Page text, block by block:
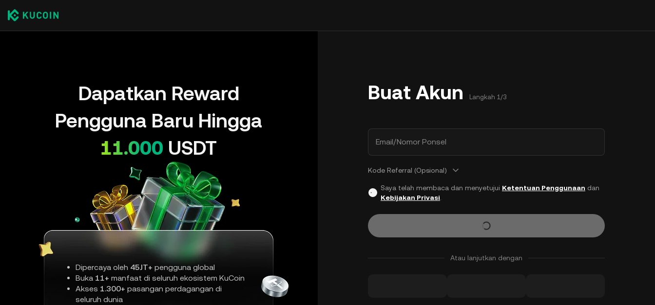
Dapatkan Reward
Pengguna Baru Hingga
11.000 USDT
Dipercaya oleh 45JT+ pengguna global
Buka 11+ manfaat di seluruh ekosistem KuCoin
Akses 1.300+ pasangan perdagangan di
seluruh dunia
Buat Akun Langkah 1/3
Email/Nomor Ponsel
Kode Referral (Opsional)
Saya telah membaca dan menyetujui Ketentuan Penggunaan dan
Kebijakan Privasi
Atau lanjutkan dengan